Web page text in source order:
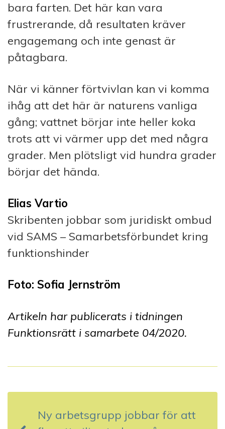
bara farten. Det här kan vara
frustrerande, då resultaten kräver
engagemang och inte genast är
påtagbara.
När vi känner förtvivlan kan vi komma
ihåg att det här är naturens vanliga
gång; vattnet börjar inte heller koka
trots att vi värmer upp det med några
grader. Men plötsligt vid hundra grader
börjar det hända.
Elias Vartio
Skribenten jobbar som juridiskt ombud
vid SAMS – Samarbetsförbundet kring
funktionshinder
Foto: Sofia Jernström
Artikeln har publicerats i tidningen
Funktionsrätt i samarbete 04/2020.
n
Ny arbetsgrupp jobbar för att